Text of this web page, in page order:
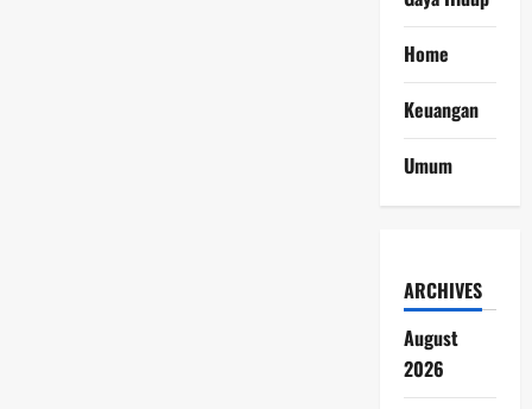
Home
Keuangan
Umum
ARCHIVES
August
2026